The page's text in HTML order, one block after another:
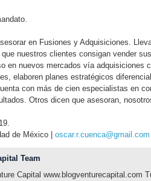
en Fusiones y Adquisiciones.
nuestros clientes consigan vender
en nuevos mercados vía adquisiciones
elaboren planes estratégicos
con más de cien especialistas en
Otros dicen que asesoran,
de México | oscar.r.cuenca@gmail.com
Team
Capital www.blogventurecapital.com